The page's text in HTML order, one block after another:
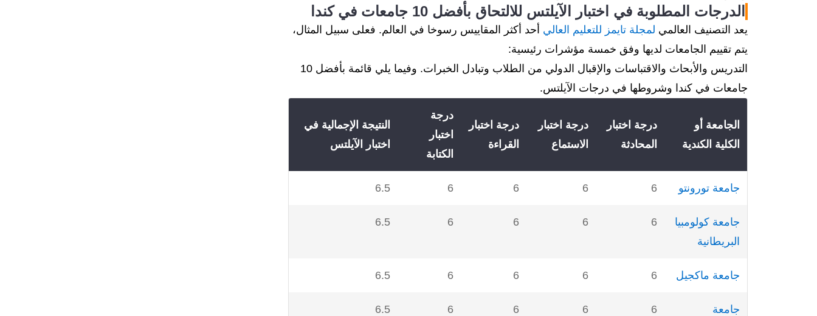
الدرجات المطلوبة في اختبار الآيلتس للالتحاق بأفضل 10 جامعات في كندا
يعد التصنيف العالمي لمجلة تايمز للتعليم العالي أحد أكثر المقاييس رسوخا في العالم. فعلى سبيل المثال،
يتم تقييم الجامعات لديها وفق خمسة مؤشرات رئيسية:
التدريس والأبحاث والاقتباسات والإقبال الدولي من الطلاب وتبادل الخبرات. وفيما يلي قائمة بأفضل 10
جامعات في كندا وشروطها في درجات الآيلتس.
الجامعة أو
الكلية الكندية
درجة اختبار
المحادثة
درجة اختبار
الاستماع
درجة اختبار
القراءة
درجة
اختبار
الكتابة
النتيجة الإجمالية في
اختبار الآيلتس
جامعة تورونتو 6
6
6
6
6.5
جامعة كولومبيا
البريطانية
6
6
6
6
6.5
جامعة ماكجيل 6
6
6
6
6.5
جامعة
6
6
6
6
6.5